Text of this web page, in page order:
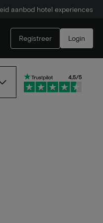
aanbod hotel experiences
Registreer Login